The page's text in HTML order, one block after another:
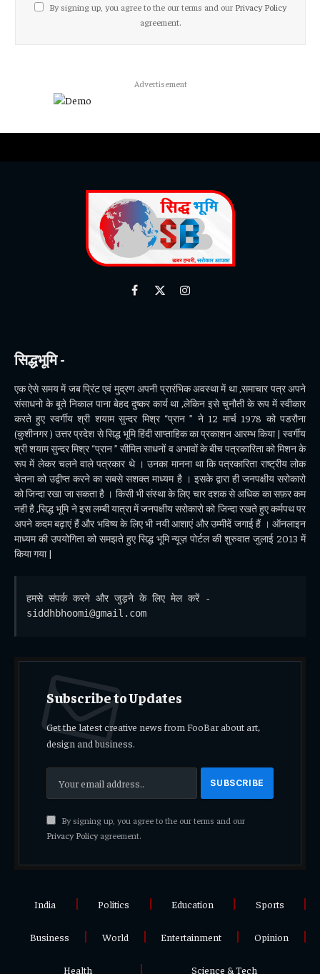
By signing up, you agree to the our terms and our Privacy Policy
agreement.
Advertisement
Facebook
X
Instagram
सिद्धभूमि -
एक ऐसे समय में जब प्रिंट एवं मुद्रण अपनी प्रारंभिक अवस्था में था ,समाचार पत्र अपने
संसाधनो के बूते निकाल पाना बेहद दुष्कर कार्य था ,लेकिन इसे चुनौती के रूप में स्वीकार
करते हुए स्वर्गीय श्री शयाम सुन्दर मिश्र “प्रान ” ने 12 मार्च 1978 को पडरौना
(कुशीनगर ) उत्तर प्रदेश से सिद्ध भूमि हिंदी साप्ताहिक का प्रकाशन आरम्भ किया | स्वर्गीय
श्री शयाम सुन्दर मिश्र “प्रान ” सीमित साधनों व अभावों के बीच पत्रकारिता को मिशन के
रूप में लेकर चलने वाले पत्रकार थे । उनका मानना था कि पत्रकारिता राष्ट्रीय लोक
चेतना को उद्वीप्त करने का सबसे सशक्त माध्यम है । इसके द्वारा ही जनपक्षीय सरोकारो
को जिन्दा रखा जा सकता है । किसी भी संस्था के लिए चार दशक से अधिक का सफ़र कम
नही है ,सिद्ध भूमि ने इस लम्बी यात्रा में जनपक्षीय सरोकारो को जिन्दा रखते हुए कर्मपथ पर
अपने कदम बढ़ाएं हैं और भविष्य के लिए भी नयी आशाएं और उम्मीदें जगाई हैं । ऑनलाइन
माध्यम की उपयोगिता को समझते हुए सिद्ध भूमि न्यूज़ पोर्टल की शुरुवात जुलाई 2013 में
किया गया |
हमसे संपर्क करने और जुड़ने के लिए मेल करें -
siddhbhoomi@gmail.com
Subscribe to Updates
Get the latest creative news from FooBar about art,
design and business.
By signing up, you agree to the our terms and our
Privacy Policyagreement.
India Politics Education Sports
Business World Entertainment Opinion
Health Science & Tech